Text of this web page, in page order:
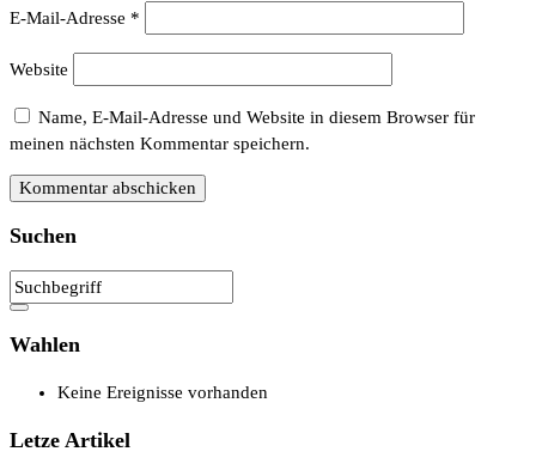
E-Mail-Adresse *
Website
Name, E-Mail-Adresse und Website in diesem Browser für
meinen nächsten Kommentar speichern.
Suchen
Wahlen
Keine Ereignisse vorhanden
Letze Artikel